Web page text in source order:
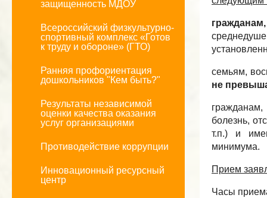
защищенность МДОУ
Всероссийский физкультурно-
спортивный комплекс «Готов
к труду и обороне» (ГТО)
Ранняя профориентация
дошкольников "Кем быть?"
Результаты независимой
оценки качества оказания
услуг организациями
Противодействие коррупции
Инновационный ресурсный
центр
семьям,
не
болезнь,
т.п.) и
минимyмa.
Прием
Часы